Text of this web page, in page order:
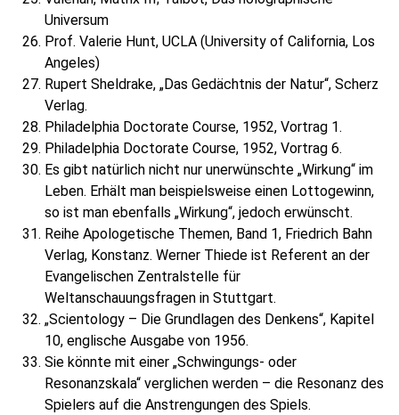
Universum
Prof. Valerie Hunt, UCLA (University of California, Los
Angeles)
Rupert Sheldrake, „Das Gedächtnis der Natur“, Scherz
Verlag.
Philadelphia Doctorate Course, 1952, Vortrag 1.
Philadelphia Doctorate Course, 1952, Vortrag 6.
Es gibt natürlich nicht nur unerwünschte „Wirkung“ im
Leben. Erhält man beispielsweise einen Lottogewinn,
so ist man ebenfalls „Wirkung“, jedoch erwünscht.
Reihe Apologetische Themen, Band 1, Friedrich Bahn
Verlag, Konstanz. Werner Thiede ist Referent an der
Evangelischen Zentralstelle für
Weltanschauungsfragen in Stuttgart.
„Scientology – Die Grundlagen des Denkens“, Kapitel
10, englische Ausgabe von 1956.
Sie könnte mit einer „Schwingungs- oder
Resonanzskala“ verglichen werden – die Resonanz des
Spielers auf die Anstrengungen des Spiels.